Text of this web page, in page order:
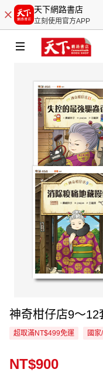
天下網路書店
立刻使用官方APP
神奇柑仔店9～12
超取滿NT$499免運 國家
NT$900